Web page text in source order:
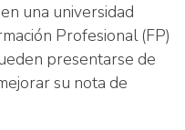
una universidad
Profesional (FP)
presentarse de
su nota de